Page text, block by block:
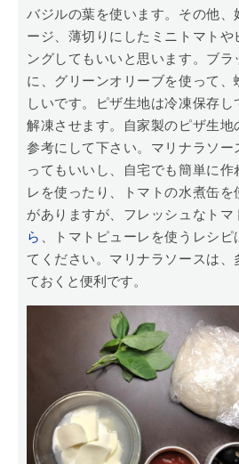
バジルの葉を使います。その他、
ージ、薄切りにしたミニトマト
ングしてもいいと思います。ブラ
に、グリーンオリーブを使って
しいです。ピザ生地は冷凍保存
解凍させます。自家製のピザ生地
参考にして下さい。マリナラソー
ってもいいし、自宅でも簡単に
レを使ったり、トマトの水煮缶
がありますが、フレッシュなトマ
ら
、トマトピューレを使うレシピ
てください。マリナラソースは、
ておくと便利です。